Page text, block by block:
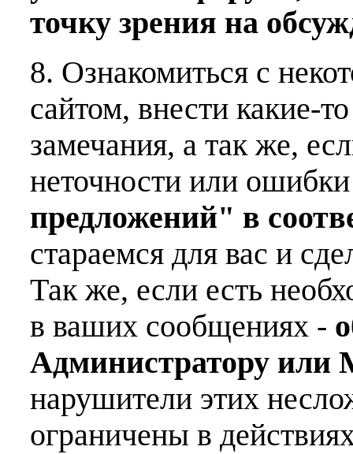
точку зрения на
8. Ознакомиться с
сайтом, внести какие-
замечания, а так же,
неточности или
предложений" в
стараемся для вас и
Так же, если есть
в ваших сообщениях -
Администратору или
нарушители этих
ограничены в